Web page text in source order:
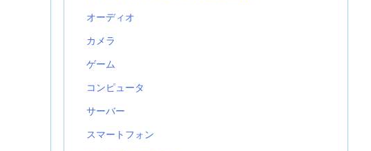
オーディオ
カメラ
ゲーム
コンピュータ
サーバー
スマートフォン